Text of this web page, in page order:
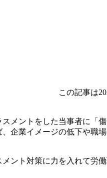
この記事は
メントをした当事者に「
企業イメージの低下や職
ント対策に力を入れて労